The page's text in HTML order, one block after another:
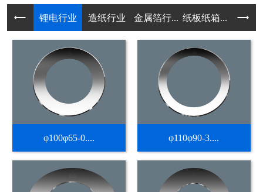
锂电行业 造纸行业 金属箔行... 纸板纸箱... 不干
φ100φ65-0.... φ110φ90-3....